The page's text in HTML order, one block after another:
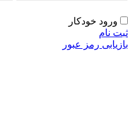
ورود خودکار
نام
رمز عبور